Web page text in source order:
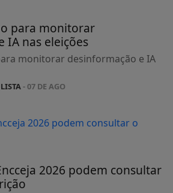
para monitorar
IA nas eleições
monitorar desinformação e IA
- 07 DE AGO
2026 podem consultar